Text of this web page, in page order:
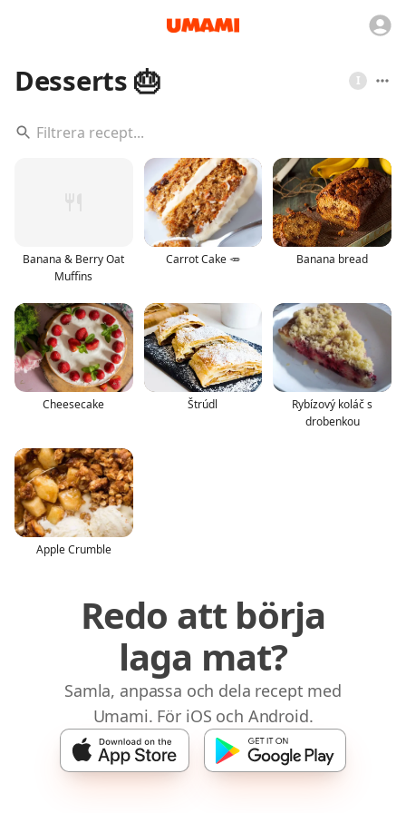
Desserts 🎂 I
Banana & Berry Oat
Muffins
Carrot Cake 🥕 Banana bread
Cheesecake Štrúdl
Rybízový koláč s
drobenkou
Apple Crumble
Redo att börja
laga mat?
Samla, anpassa och dela recept med
Umami. För iOS och Android.